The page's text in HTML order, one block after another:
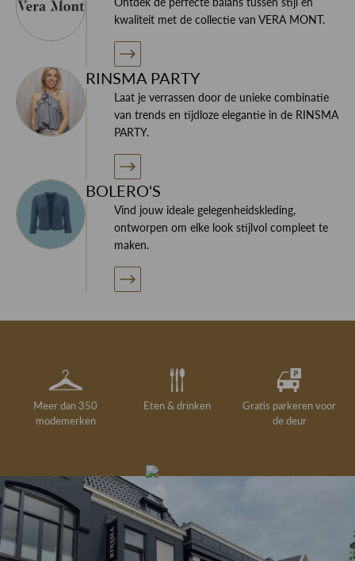
kwaliteit met de collectie van VERA MONT.
RINSMA PARTY
Laat je verrassen door de unieke combinatie
van trends en tijdloze elegantie in de RINSMA
PARTY.
BOLERO'S
Vind jouw ideale gelegenheidskleding,
ontworpen om elke look stijlvol compleet te
maken.
Meer dan 350
modemerken
Eten & drinken
Gratis parkeren voor
de deur
drankje
Gratis retourneren in
de winkel
Deskundig
kledingadvies